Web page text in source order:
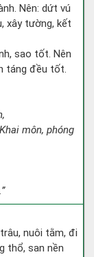
Nên: dứt vú
xây tường, kết
sao tốt. Nên
táng đều tốt.
môn, phóng
nuôi tằm, đi
thổ, san nền